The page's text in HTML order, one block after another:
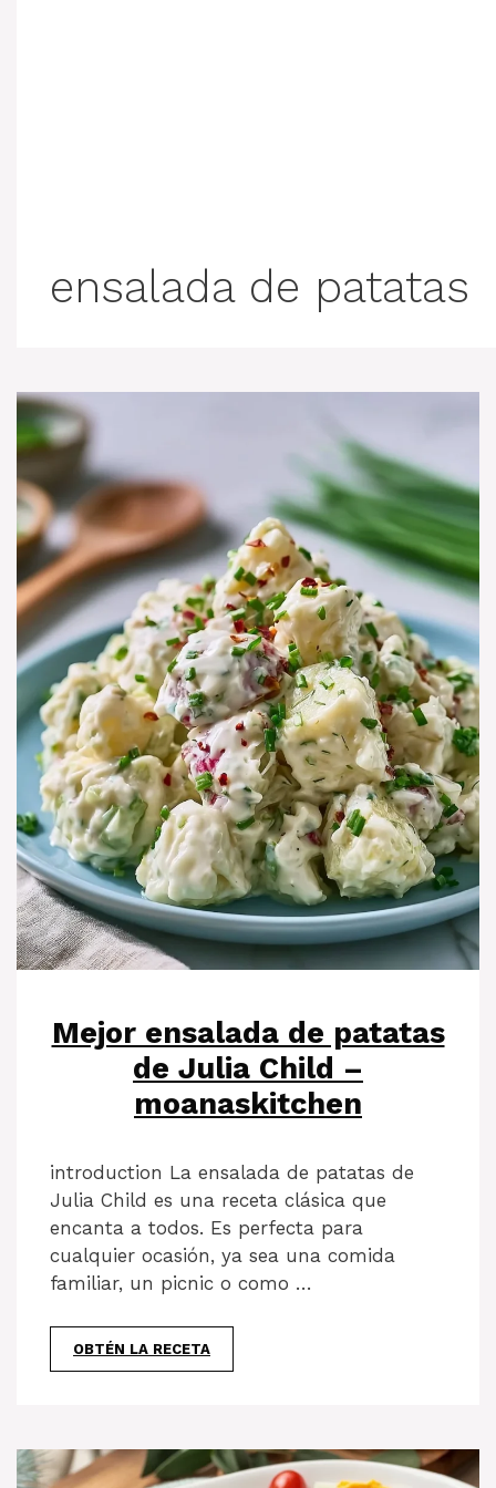
ensalada de patatas
Mejor ensalada de patatas
de Julia Child –
moanaskitchen
introduction La ensalada de patatas de
Julia Child es una receta clásica que
encanta a todos. Es perfecta para
cualquier ocasión, ya sea una comida
familiar, un picnic o como …
OBTÉN LA RECETA